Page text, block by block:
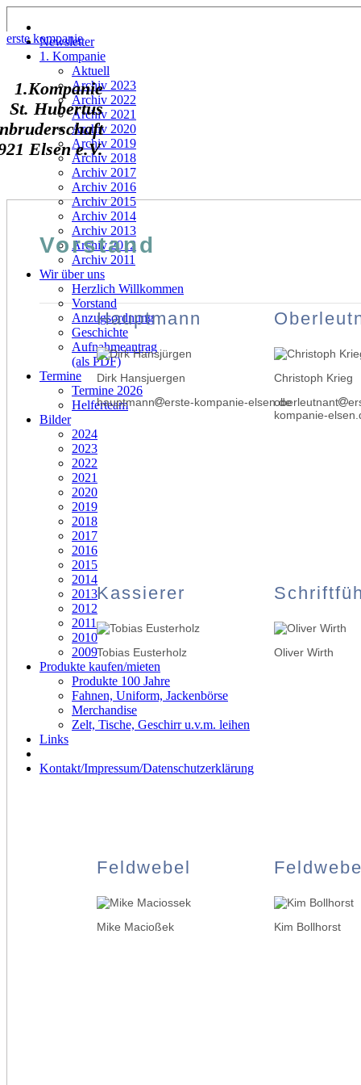
Newsletter
1. Kompanie
Aktuell
Archiv 2023
Archiv 2022
Archiv 2021
Archiv 2020
Archiv 2019
Archiv 2018
Archiv 2017
Archiv 2016
Archiv 2015
Archiv 2014
Archiv 2013
Archiv 2012
Archiv 2011
Wir über uns
Herzlich Willkommen
Vorstand
Anzugsordnung
Geschichte
Aufnahmeantrag
(als PDF)
Termine
Termine 2026
Helferteam
Bilder
2024
2023
2022
2021
2020
2019
2018
2017
2016
2015
2014
2013
2012
2011
2010
2009
Produkte kaufen/mieten
Produkte 100 Jahre
Fahnen, Uniform, Jackenbörse
Merchandise
Zelt, Tische, Geschirr u.v.m. leihen
Links
Kontakt/Impressum/Datenschutzerklärung
erste kompanie
1.Kompanie
St. Hubertus
Elsen e.V.
Vorstand
Hauptmann
Dirk Hansjuergen
hauptmann
erste-kompanie-elsen.de
Christoph Krieg
oberleutnant
kompanie-
Kassierer
Tobias Eusterholz Oliver Wirth
Feldwebel
Mike Macioßek Kim Bollhorst